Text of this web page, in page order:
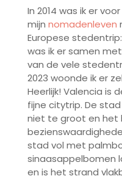
In 2014 was ik er
mijn nomadenleven
Europese
was ik er samen
van de vele
2023 woonde ik er
Heerlijk! Valencia is
fijne citytrip. De
niet te groot en het
stad vol met
sinaasappelbomen
en is het strand